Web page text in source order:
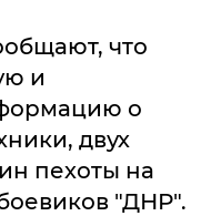
что
и
о
двух
пехоты на
"ДНР".